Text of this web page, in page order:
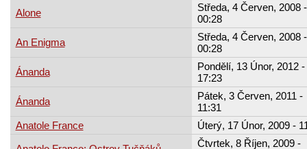
Alone
Středa, 4 Červen, 2008 -
00:28
An Enigma
Středa, 4 Červen, 2008 -
00:28
Ánanda
Pondělí, 13 Únor, 2012 -
17:23
Ánanda
Pátek, 3 Červen, 2011 -
11:31
Anatole France
Úterý, 17 Únor, 2009 -
Čtvrtek, 8 Říjen, 2009 -